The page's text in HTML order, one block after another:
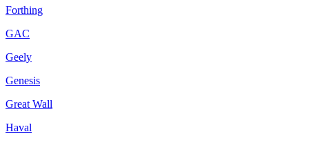
Forthing
GAC
Geely
Genesis
Great Wall
Haval